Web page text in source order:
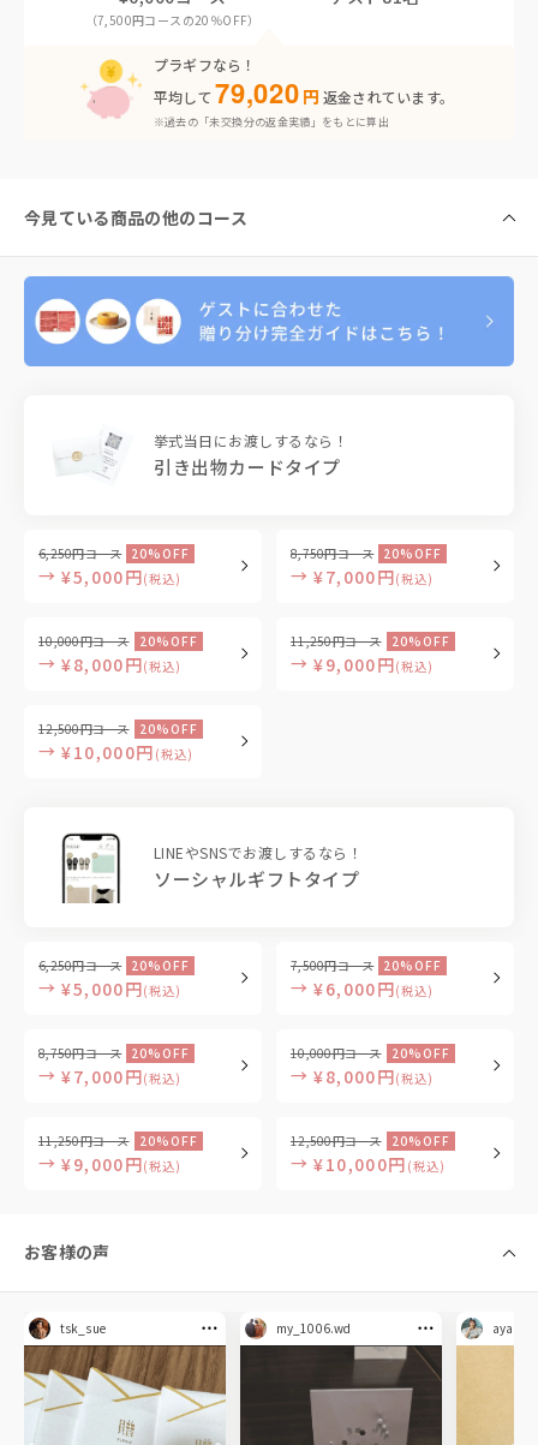
（7,500円コースの20％OFF）
プラギフなら！
平均して 79,020 円 返金されています。
※過去の「未交換分の返金実績」をもとに算出
今見ている商品の他のコース
挙式当日にお渡しするなら！
引き出物カードタイプ
6,250円コース 20%OFF
→ ¥5,000円(税込)
8,750円コース 20%OFF
→ ¥7,000円(税込)
10,000円コース 20%OFF
→ ¥8,000円(税込)
11,250円コース 20%OFF
→ ¥9,000円(税込)
12,500円コース 20%OFF
→ ¥10,000円 (税込)
LINEやSNSでお渡しするなら！
ソーシャルギフトタイプ
6,250円コース 20%OFF
→ ¥5,000円(税込)
7,500円コース 20%OFF
→ ¥6,000円(税込)
8,750円コース 20%OFF
→ ¥7,000円(税込)
10,000円コース 20%OFF
→ ¥8,000円(税込)
11,250円コース 20%OFF
→ ¥9,000円(税込)
12,500円コース 20%OFF
→ ¥10,000円 (税込)
お客様の声
tsk_sue my_1006.wd